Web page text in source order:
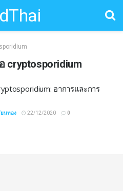
cryptosporidium
อาการและการ
นทอง 22/12/2020 0